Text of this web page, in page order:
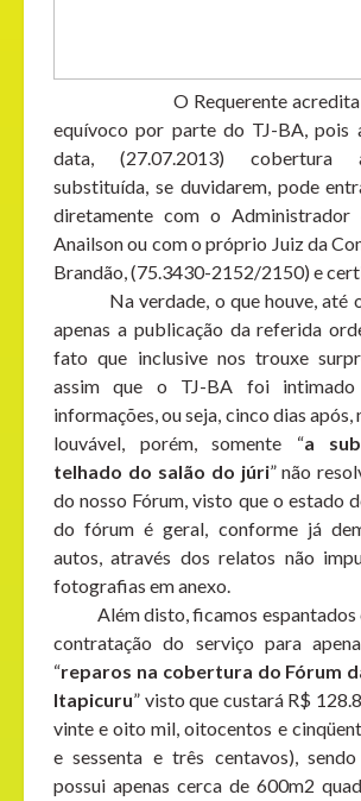
O Requerente
equívoco por parte do TJ-BA, pois
data, (27.07.2013) cobertura
substituída, se duvidarem, pode
diretamente com o Administrador
Anailson ou com o próprio Juiz da
Brandão, (75.3430-2152/2150) e
Na verdade, o que houve, até
apenas a publicação da referida
fato que inclusive nos trouxe
assim que o TJ-BA foi
informações, ou seja, cinco dias após,
louvável, porém, somente “a
telhado do salão do júri” não
do nosso Fórum, visto que o estado
do fórum é geral, conforme já
autos, através dos relatos não
fotografias em anexo.
Além disto, ficamos espantados
contratação do serviço para
“reparos na cobertura do Fórum
Itapicuru” visto que custará R$
vinte e oito mil, oitocentos e
e sessenta e três centavos),
possui apenas cerca de 600m2